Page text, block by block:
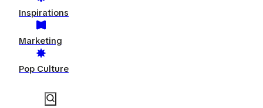
Inspirations
Marketing
Pop Culture